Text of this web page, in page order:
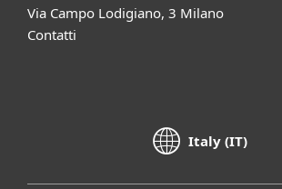
Via Campo Lodigiano, 3 Milano
Contatti
Italy (IT)